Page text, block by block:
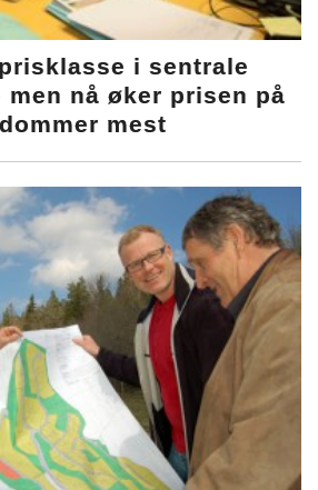
i sentrale
men nå øker prisen på
mest